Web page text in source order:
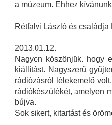
a múzeum. Ehhez
Rétfalvi László és családja
2013.01.12.
Nagyon köszönjük, hogy
kiállítást. Nagyszerű
rádiózásról lélekemelő
rádiókészülékét, amelyen
bújva.
Sok sikert, kitartást és